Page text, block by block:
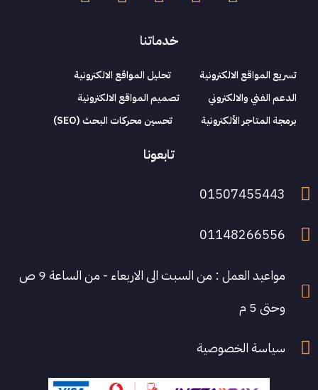
خدماتنا
تسريع المواقع الالكترونية
تحليل المواقع الالكترونية
الدعم الفني والالكتروني
تصميم المواقع الالكترونية
برمجة المتاجر الألكترونية
تحسين محركات البحث (SEO)
تابعونا
01507455443
01148266556
مواعيد العمل : من السبت الى الاربعاء - من الساعة 9 ص
وحتى 5 م
سياسة الخصوصية